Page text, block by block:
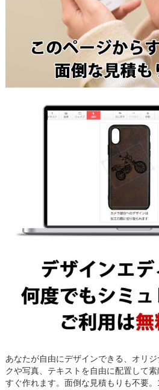
あなたが自由にデザインできる、オリ
クや写真、テキストを自由に配置して
すぐ作れます。面倒な見積もりも不要